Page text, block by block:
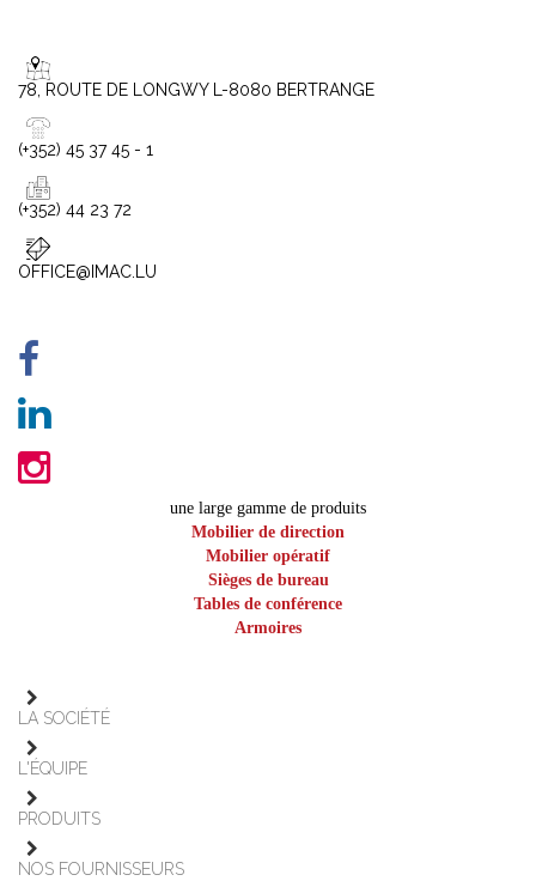
78, ROUTE DE LONGWY L-8080 BERTRANGE
(+352) 45 37 45 - 1
(+352) 44 23 72
OFFICE@IMAC.LU
une large gamme de produits
Mobilier de direction
Mobilier opératif
Sièges de bureau
Tables de conférence
Armoires
LA SOCIÉTÉ
L'ÉQUIPE
PRODUITS
NOS FOURNISSEURS